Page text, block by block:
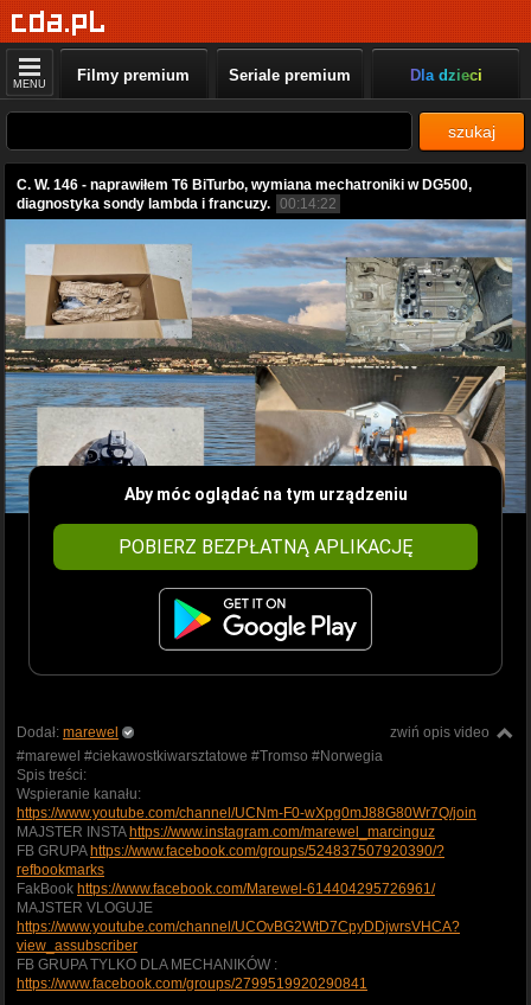
MENU Filmy premium Seriale premium Dla dzieci
szukaj
C. W. 146 - naprawiłem T6 BiTurbo, wymiana mechatroniki w DG500,
diagnostyka sondy lambda i francuzy. 00:14:22
Aby móc oglądać na tym urządzeniu
POBIERZ BEZPŁATNĄ APLIKACJĘ
zwiń opis video
Dodał: marewel
#marewel #ciekawostkiwarsztatowe #Tromso #Norwegia
Spis treści:
Wspieranie kanału:
https://www.youtube.com/channel/UCNm-F0-wXpg0mJ88G80Wr7Q/join
MAJSTER INSTAhttps://www.instagram.com/marewel_marcinguz
FB GRUPAhttps://www.facebook.com/groups/524837507920390/?
refbookmarks
FakBook https://www.facebook.com/Marewel-614404295726961/
MAJSTER VLOGUJE
https://www.youtube.com/channel/UCOvBG2WtD7CpyDDjwrsVHCA?
view_assubscriber
FB GRUPA TYLKO DLA MECHANIKÓW :
https://www.facebook.com/groups/2799519920290841